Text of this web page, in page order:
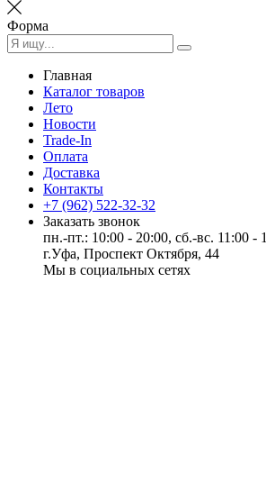
Форма
Главная
Каталог товаров
Лето
Новости
Trade-In
Оплата
Доставка
Контакты
+7 (962) 522-32-32
Заказать звонок
пн.-пт.: 10:00 - 20:00, сб.-вс. 11:00 -
г.Уфа, Проспект Октября, 44
Мы в социальных сетях